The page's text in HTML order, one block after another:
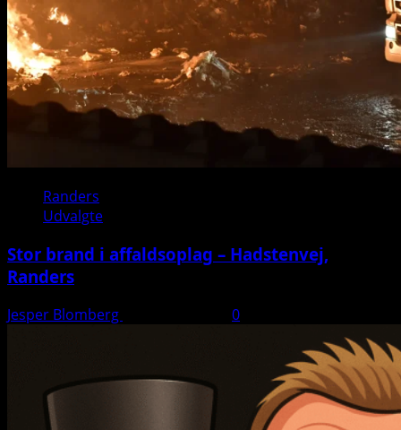
Randers
Udvalgte
Stor brand i affaldsoplag – Hadstenvej,
Randers
Jesper Blomberg 0